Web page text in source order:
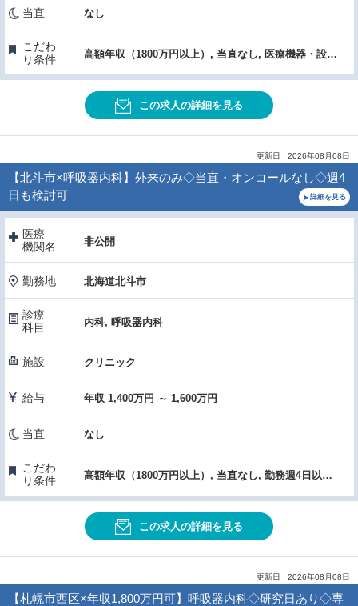
当直 なし
こだわ
り条件
高額年収（1800万円以上）, 当直なし, 医療機器・設備充実
この求人の詳細を見る
更新日 : 2026年08月08日
【北斗市×呼吸器内科】外来のみ◇当直・オンコールなし◇週4
日も検討可
詳細を見る
医療
機関名
非公開
勤務地 北海道北斗市
診療
科目
内科, 呼吸器内科
施設 クリニック
給与 年収 1,400万円 ～ 1,600万円
当直 なし
こだわ
り条件
高額年収（1800万円以上）, 当直なし, 勤務週4日以下, 60歳以上OK
この求人の詳細を見る
更新日 : 2026年08月08日
【札幌市西区×年収1,800万円可】呼吸器内科◇研究日あり◇専